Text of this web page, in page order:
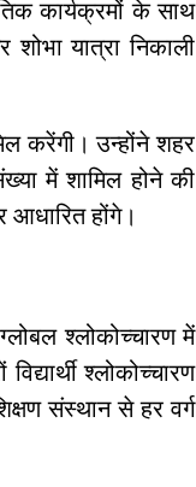
कार्यक्रमों के साथ
यात्रा निकाली
करेंगी। उन्होंने शहर
में शामिल होने की
आधारित होंगे।
श्लोकोच्चारण में
श्लोकोच्चारण
संस्थान से हर वर्ग